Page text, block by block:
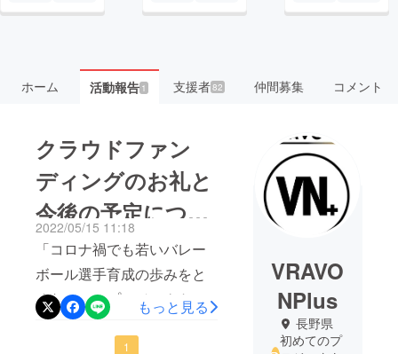
ホーム 活動報告1 支援者82 仲間募集 コメント
クラウドファン
ディングのお礼と
今後の予定につき
まして
2022/05/15 11:18
「コロナ禍でも若いバレー
ボール選手育成の歩みをと
めない！」プロジェクト
オーナーのVRAVO N+で
す。 4月6日より5月13日ま
もっと見る
1
VRAVO
NPlus
長野県
初めてのプ